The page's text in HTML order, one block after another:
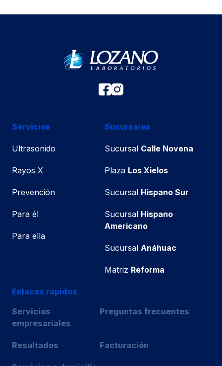
Servicios
Ultrasonido
Rayos X
Prevención
Para él
Para ella
Sucursales
Sucursal Calle Novena
Plaza Los Xielos
Sucursal Hispano Sur
Sucursal Hispano
Americano
Sucursal Anáhuac
Matriz Reforma
Enlaces rapidos
Servicios
empresariales
Preguntas frecuentes
Resultados Facturación